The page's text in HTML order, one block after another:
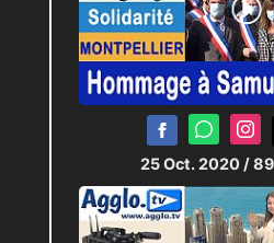
25 Oct. 2020 /